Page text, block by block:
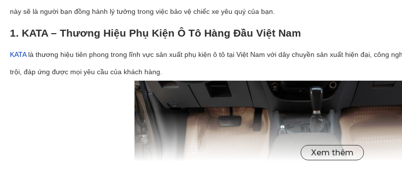
này sẽ là người bạn đồng hành lý tưởng trong việc bảo vệ chiếc xe yêu quý của bạn.
1. KATA – Thương Hiệu Phụ Kiện Ô Tô Hàng Đầu Việt Nam
KATAlà thương hiệu tiên phong trong lĩnh vực sản xuất phụ kiện ô tô tại Việt Nam với dây chuyền sản xuất hiện đại, công
trội, đáp ứng được mọi yêu cầu của khách hàng.